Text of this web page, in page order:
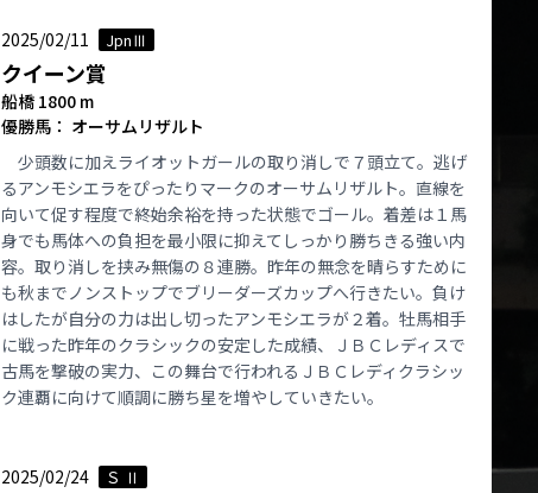
2025/02/11 JpnⅢ
クイーン賞
船橋 1800 m
優勝馬： オーサムリザルト
少頭数に加えライオットガールの取り消しで７頭立て。逃げ
るアンモシエラをぴったりマークのオーサムリザルト。直線を
向いて促す程度で終始余裕を持った状態でゴール。着差は１馬
身でも馬体への負担を最小限に抑えてしっかり勝ちきる強い内
容。取り消しを挟み無傷の８連勝。昨年の無念を晴らすために
も秋までノンストップでブリーダーズカップへ行きたい。負け
はしたが自分の力は出し切ったアンモシエラが２着。牡馬相手
に戦った昨年のクラシックの安定した成績、ＪＢＣレディスで
古馬を撃破の実力、この舞台で行われるＪＢＣレディクラシッ
ク連覇に向けて順調に勝ち星を増やしていきたい。
2025/02/24 Ｓ Ⅱ